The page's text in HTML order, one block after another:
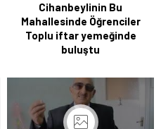
Cihanbeylinin Bu
Mahallesinde Öğrenciler
Toplu iftar yemeğinde
buluştu